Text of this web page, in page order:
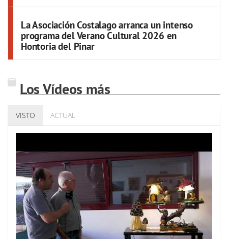
La Asociación Costalago arranca un intenso
programa del Verano Cultural 2026 en
Hontoria del Pinar
Los Vídeos más
VISTO ACTUAL